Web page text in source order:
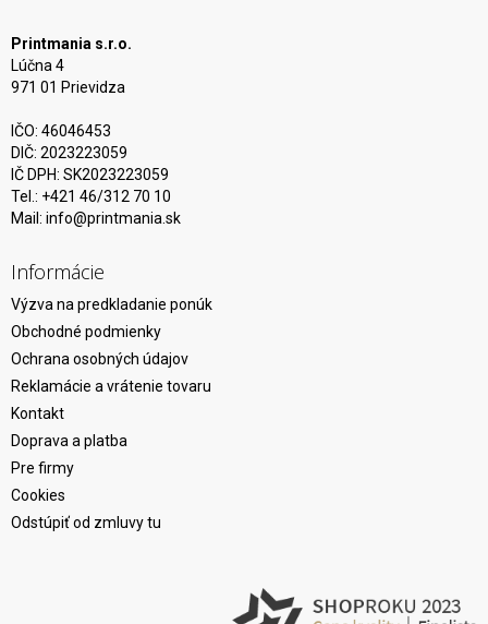
Printmania s.r.o.
Lúčna 4
971 01 Prievidza
IČO: 46046453
DIČ: 2023223059
IČ DPH: SK2023223059
Tel.: +421 46/312 70 10
Mail: info@printmania.sk
Informácie
Výzva na predkladanie ponúk
Obchodné podmienky
Ochrana osobných údajov
Reklamácie a vrátenie tovaru
Kontakt
Doprava a platba
Pre firmy
Cookies
Odstúpiť od zmluvy tu